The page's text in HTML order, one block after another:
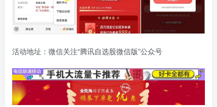
活动地址：微信关注“腾讯自选股微信版”公众号